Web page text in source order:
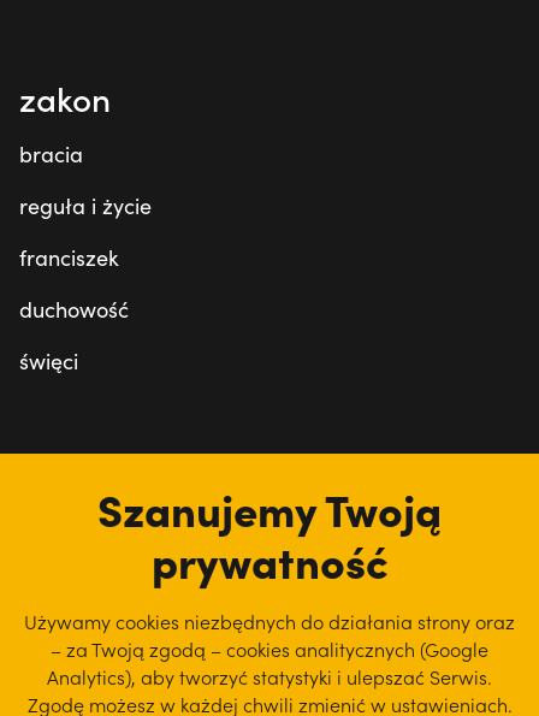
zakon
bracia
reguła i życie
franciszek
duchowość
święci
Szanujemy Twoją
prywatność
Używamy cookies niezbędnych do działania strony oraz
– za Twoją zgodą – cookies analitycznych (Google
Analytics), abytworzyć statystyki i ulepszać Serwis.
Zgodę możesz w każdej chwili zmienić w ustawieniach.